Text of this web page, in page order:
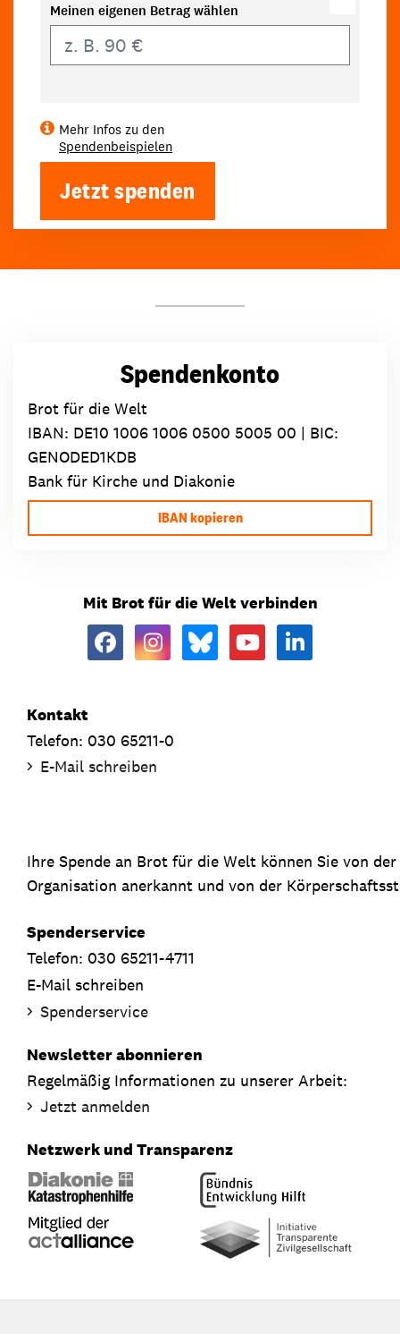
Meinen eigenen Betrag wählen
Mehr Infos zu den
Spendenbeispielen
Jetzt spenden
Spendenkonto
Brot für die Welt
IBAN: DE10 1006 1006 0500 5005 00 | BIC:
GENODED1KDB
Bank für Kirche und Diakonie
IBAN kopieren
Mit Brot für die Welt verbinden
Kontakt
Telefon: 030 65211-0
E-Mail schreiben
Ihre Spende an Brot für die Welt können Sie von
Organisation anerkannt und von der
Spenderservice
Telefon: 030 65211-4711
E-Mail schreiben
Spenderservice
Newsletter abonnieren
Regelmäßig Informationen zu unserer Arbeit:
Jetzt anmelden
Netzwerk und Transparenz